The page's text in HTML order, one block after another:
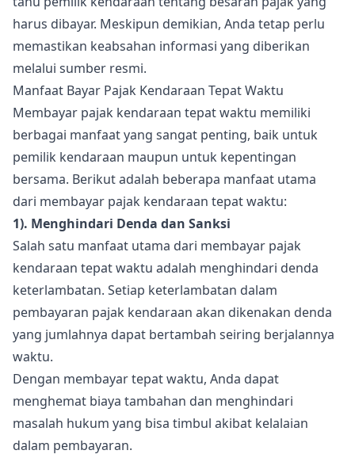
harus dibayar. Meskipun demikian, Anda tetap perlu
memastikan keabsahan informasi yang diberikan
melalui sumber resmi.
Manfaat Bayar Pajak Kendaraan Tepat Waktu
Membayar pajak kendaraan tepat waktu memiliki
berbagai manfaat yang sangat penting, baik untuk
pemilik kendaraan maupun untuk kepentingan
bersama. Berikut adalah beberapa manfaat utama
dari membayar pajak kendaraan tepat waktu:
1). Menghindari Denda dan Sanksi
Salah satu manfaat utama dari membayar pajak
kendaraan tepat waktu adalah menghindari denda
keterlambatan. Setiap keterlambatan dalam
pembayaran pajak kendaraan akan dikenakan denda
yang jumlahnya dapat bertambah seiring berjalannya
waktu.
Dengan membayar tepat waktu, Anda dapat
menghemat biaya tambahan dan menghindari
masalah hukum yang bisa timbul akibat kelalaian
dalam pembayaran.